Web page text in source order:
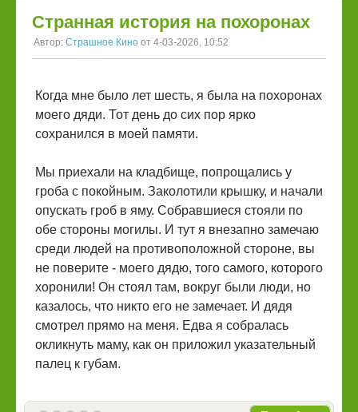
Странная история на похоронах
Автор: Страшное Кино от 4-03-2026, 10:52
Когда мне было лет шесть, я была на похоронах
моего дяди. Тот день до сих пор ярко
сохранился в моей памяти.
Мы приехали на кладбище, попрощались у
гроба с покойным. Заколотили крышку, и начали
опускать гроб в яму. Собравшиеся стояли по
обе стороны могилы. И тут я внезапно замечаю
среди людей на противоположной стороне, вы
не поверите - моего дядю, того самого, которого
хоронили! Он стоял там, вокруг были люди, но
казалось, что никто его не замечает. И дядя
смотрел прямо на меня. Едва я собралась
окликнуть маму, как он приложил указательный
палец к губам.